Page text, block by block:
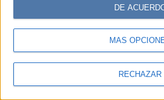
cambiar sus preferencias antes de
Tenga en cuenta que algún
personales puede no requerir de su
tiene el derecho de rechazar tal
sus preferencias o retirar su
MÁS
RECHAZAR
DE